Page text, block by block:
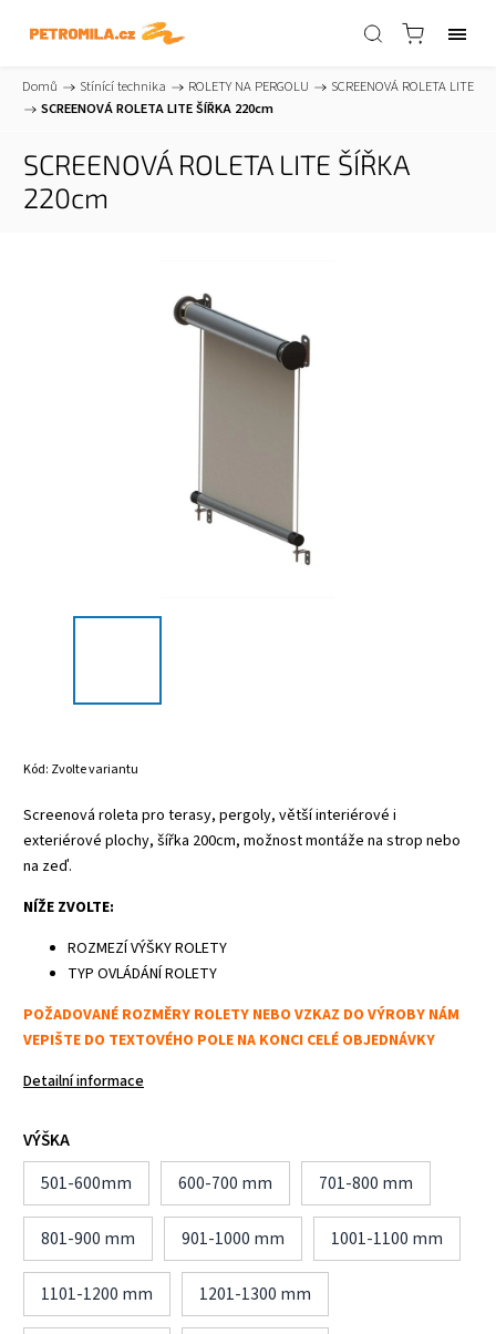
Domů / Stínící technika / ROLETY NA PERGOLU /
SCREENOVÁ ROLETA LITE
/
SCREENOVÁ ROLETA LITE ŠÍŘKA 220cm
SCREENOVÁ ROLETA LITE ŠÍŘKA
220cm
Kód: Zvolte variantu
Screenová roleta pro terasy, pergoly, větší interiérové i
exteriérové plochy, šířka 200cm, možnost montáže na strop nebo
na zeď.
NÍŽE ZVOLTE:
ROZMEZÍ VÝŠKY ROLETY
TYP OVLÁDÁNÍ ROLETY
POŽADOVANÉ ROZMĚRY ROLETY NEBO VZKAZ DO VÝROBY NÁM
VEPIŠTE DO TEXTOVÉHO POLE NA KONCI CELÉ OBJEDNÁVKY
Detailní informace
VÝŠKA
501-600mm
600-700 mm 701-800 mm
801-900 mm 901-1000 mm 1001-1100 mm
1101-1200 mm 1201-1300 mm